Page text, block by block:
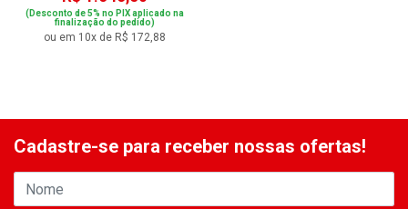
(Desconto de 5% no PIX aplicado na
finalização do pedido)
ou em 10x de R$ 172,88
Cadastre-se para receber nossas ofertas!